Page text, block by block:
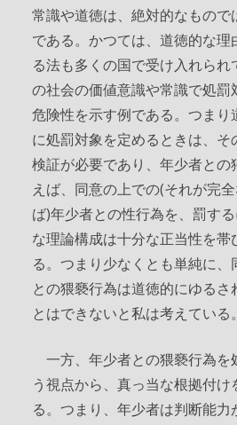
常識や道徳は、絶対的なもので
である。かつては、道徳的な理
る法も多くの国で受け入れら
の社会の価値意識や常識で処罰
危険性を示す例である。つまり
に処罰対象を定めるときは、そ
検証が必要であり、年少者との
えば、同意の上での(それが完
ば)年少者との性行為を、罰す
な理論構成は十分な正当性を帯
る。つまり少なくとも単純に
との猥褻行為は道徳的にゆるさ
とはできないと私は考えている。
一方、年少者との猥褻行為を
う視点から、真っ当な根拠付け
る。つまり、年少者は判断能